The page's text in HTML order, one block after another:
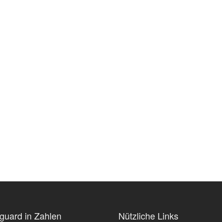
in Zahlen Nützliche Links